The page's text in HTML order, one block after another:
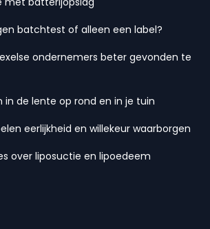
batchtest of alleen een label?
ondernemers beter gevonden te
in de lente op rond en in je tuin
eerlijkheid en willekeur waarborgen
over liposuctie en lipoedeem